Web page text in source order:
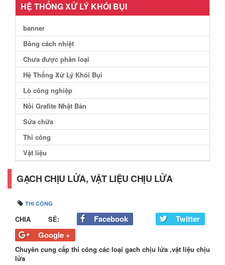
HỆ THỐNG XỬ LÝ KHÓI BỤI
banner
Bông cách nhiệt
Chưa được phân loại
Hệ Thống Xử Lý Khói Bụi
Lò công nghiệp
Nồi Grafite Nhật Bản
Sửa chữa
Thi công
Vật liệu
GẠCH CHỊU LỬA, VẬT LIỆU CHỊU LỬA
THI CÔNG
CHIA SẺ: Facebook
Twitter
Google +
Chuyên cung cấp thi công các loại gach chịu lửa ,vật liệu chịu
lửa